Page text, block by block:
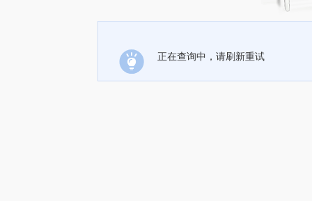
正在查询中，请刷新重试